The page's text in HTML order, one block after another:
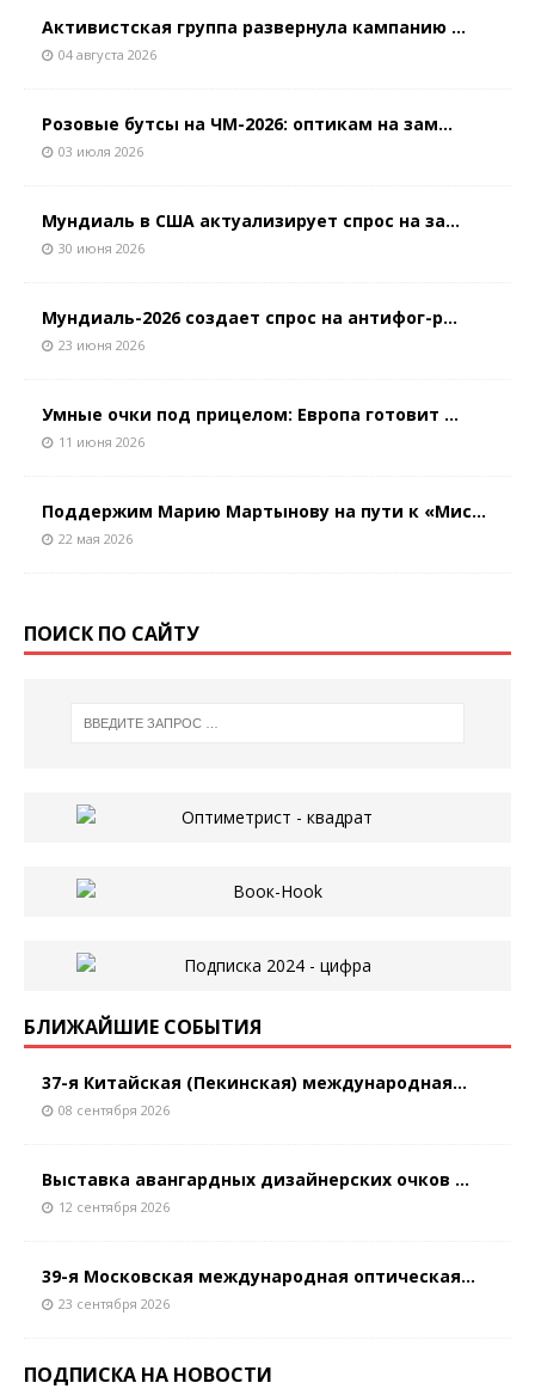
Активистская группа развернула кампанию ...
04 августа 2026
Розовые бутсы на ЧМ-2026: оптикам на зам...
03 июля 2026
Мундиаль в США актуализирует спрос на за...
30 июня 2026
Мундиаль-2026 создает спрос на антифог-р...
23 июня 2026
Умные очки под прицелом: Европа готовит ...
11 июня 2026
Поддержим Марию Мартынову на пути к «Мис...
22 мая 2026
ПОИСК ПО САЙТУ
БЛИЖАЙШИЕ СОБЫТИЯ
37-я Китайская (Пекинская) международная...
08 сентября 2026
Выставка авангардных дизайнерских очков ...
12 сентября 2026
39-я Московская международная оптическая...
23 сентября 2026
ПОДПИСКА НА НОВОСТИ